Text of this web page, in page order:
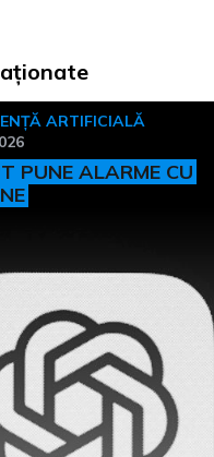
ARTIFICIALĂ
PUNE ALARME CU